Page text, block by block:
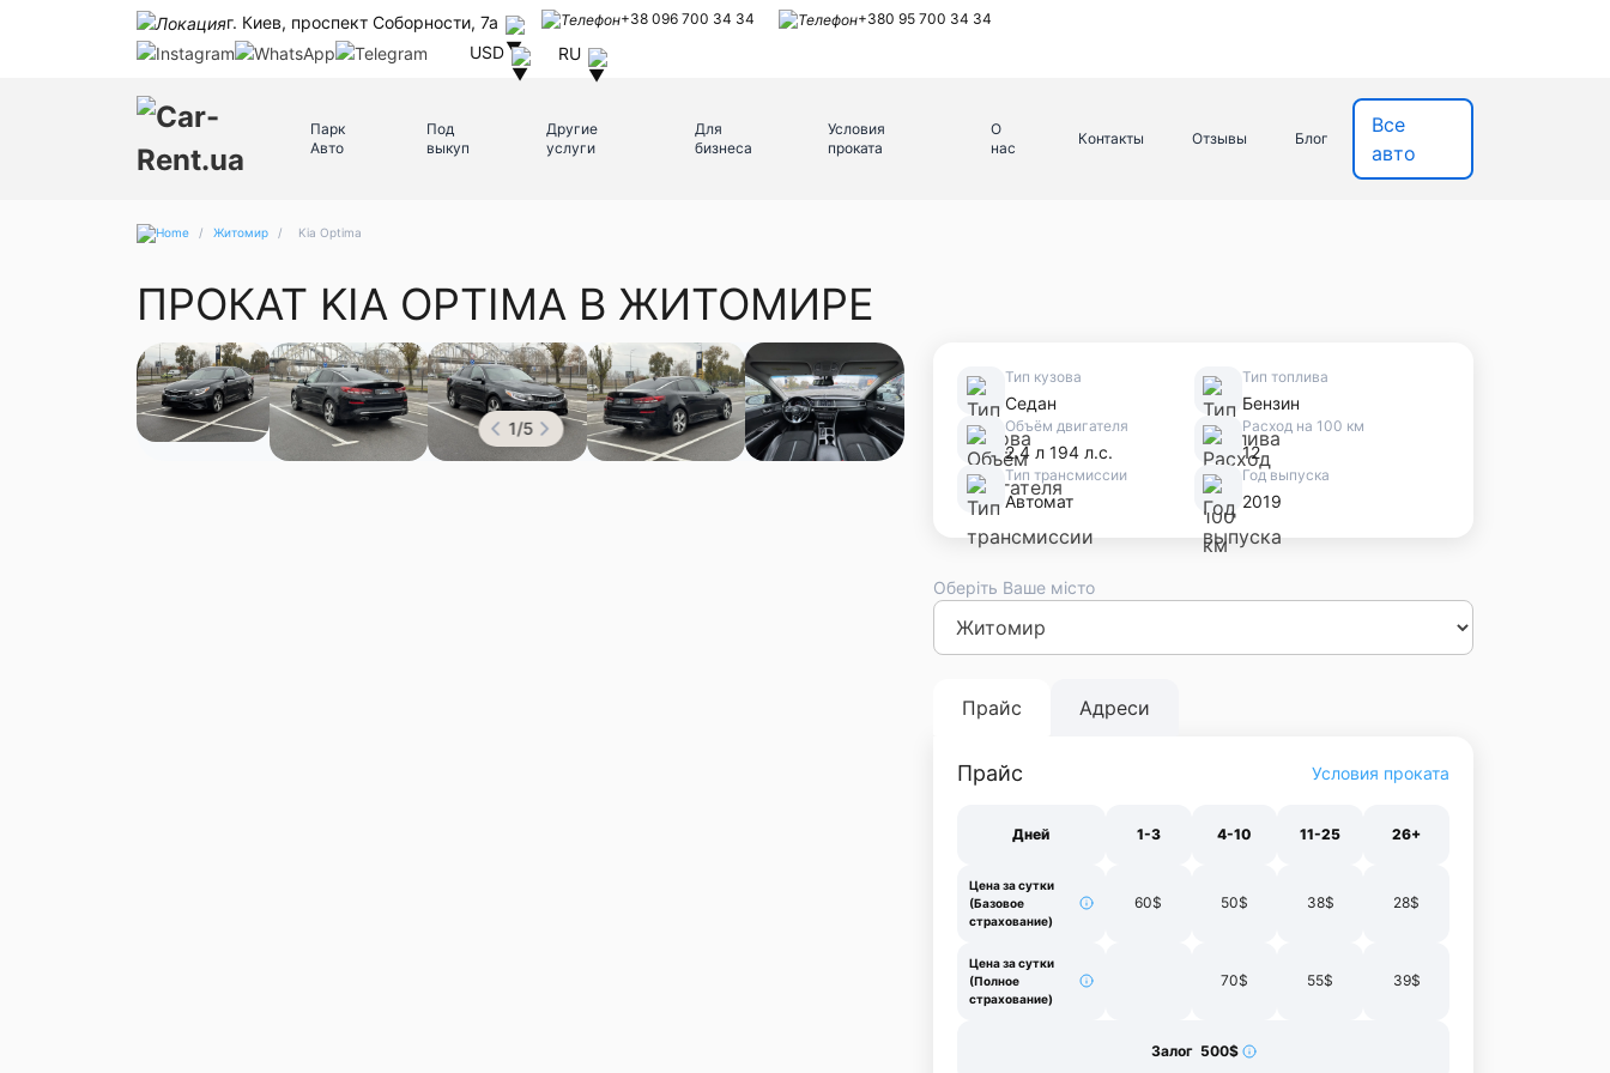
г. Киев, проспект Соборности, 7а +38 096 700 34 34 +380 95 700 34 34
USD RU
Парк
Авто
Под
выкуп
Другие
услуги
Для
бизнеса
Условия
проката
О
нас
Контакты Отзывы Блог
Все
авто
/ Житомир / Kia Optima
ПРОКАТ KIA OPTIMA В ЖИТОМИРЕ
1/5
Тип кузова
Седан
Тип топлива
Бензин
Объём двигателя
2.4 л 194 л.с.
Расход на 100 км
12
Тип трансмиссии
Автомат
Год выпуска
2019
Оберіть Ваше місто
КиевЛьвовОдесса
ФранковскТернополь
Прайс Адреси
Прайс Условия проката
Дней 1-3 4-10 11-25 26+
Цена за сутки
(Базовое
страхование)
60$ 50$ 38$ 28$
Цена за сутки
(Полное
страхование)
70$ 55$ 39$
Залог 500$